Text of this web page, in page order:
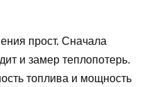
прост. Сначала
и замер теплопотерь.
топлива и мощность